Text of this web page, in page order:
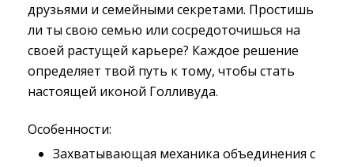
друзьями и семейными секретами. Простишь
ли ты свою семью или сосредоточишься на
своей растущей карьере? Каждое решение
определяет твой путь к тому, чтобы стать
настоящей иконой Голливуда.
Особенности:
Захватывающая механика объединения с